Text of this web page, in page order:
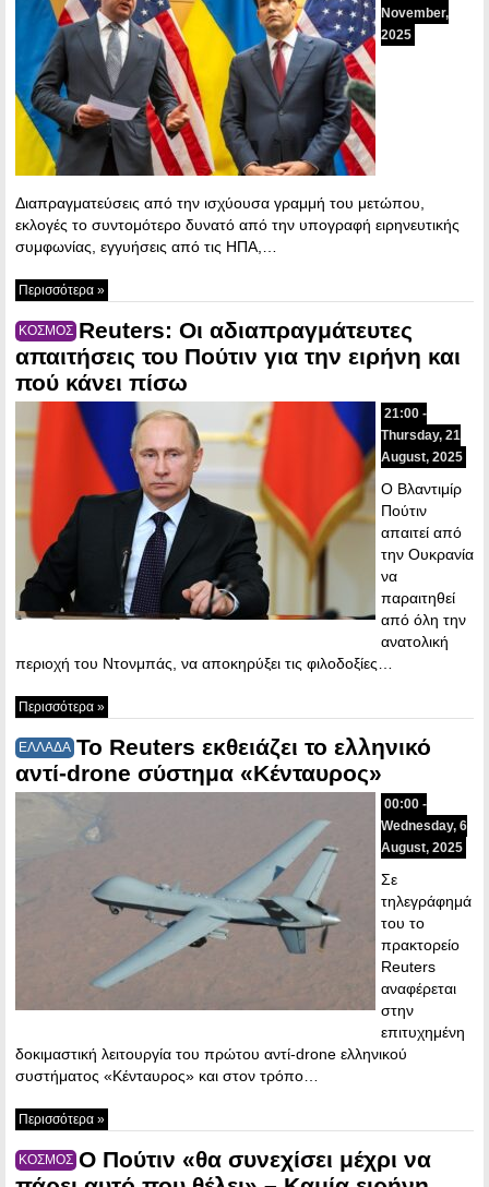
November,
2025
Διαπραγματεύσεις από την ισχύουσα γραμμή του μετώπου,
εκλογές το συντομότερο δυνατό από την υπογραφή ειρηνευτικής
συμφωνίας, εγγυήσεις από τις ΗΠΑ,…
Περισσότερα »
ΚΟΣΜΟΣ Reuters: Οι αδιαπραγμάτευτες
απαιτήσεις του Πούτιν για την ειρήνη και
πού κάνει πίσω
21:00 -
Thursday, 21
August, 2025
Ο Βλαντιμίρ
Πούτιν
απαιτεί από
την Ουκρανία
να
παραιτηθεί
από όλη την
ανατολική
περιοχή του Ντονμπάς, να αποκηρύξει τις φιλοδοξίες…
Περισσότερα »
ΕΛΛΑΔΑ Το Reuters εκθειάζει το ελληνικό
αντί-drone σύστημα «Κένταυρος»
00:00 -
Wednesday, 6
August, 2025
Σε
τηλεγράφημά
του το
πρακτορείο
Reuters
αναφέρεται
στην
επιτυχημένη
δοκιμαστική λειτουργία του πρώτου αντί-drone ελληνικού
συστήματος «Κένταυρος» και στον τρόπο…
Περισσότερα »
ΚΟΣΜΟΣ Ο Πούτιν «θα συνεχίσει μέχρι να